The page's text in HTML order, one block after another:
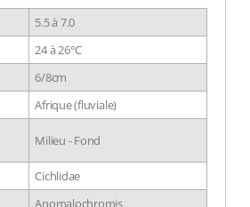
5.5 à 7.0
24 à 26°C
6/8cm
Afrique (fluviale)
Milieu - Fond
Cichlidae
Anomalochromis